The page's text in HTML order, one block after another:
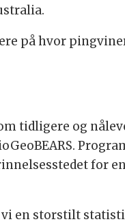
på hvor
tidligere og
for
en storstilt